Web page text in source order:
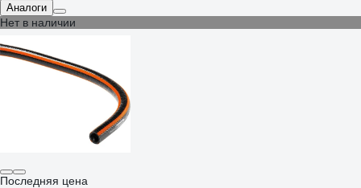
Аналоги
Нет в наличии
Последняя цена